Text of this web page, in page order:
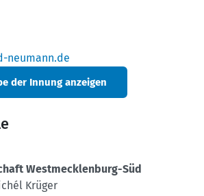
neumann.de
der Innung anzeigen
Westmecklenburg-Süd
Krüger